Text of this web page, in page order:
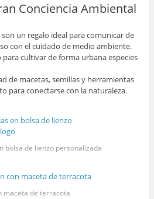
Conciencia Ambiental
un regalo ideal para comunicar de
con el cuidado de medio ambiente.
cultivar de forma urbana especies
de macetas, semillas y herramientas
para conectarse con la naturaleza.
bolsa de lienzo personalizada
maceta de terracota